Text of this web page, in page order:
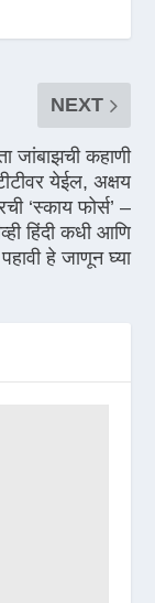
NEXT
जांबाझची कहाणी
येईल, अक्षय
‘स्काय फोर्स’ –
हिंदी कधी आणि
हे जाणून घ्या